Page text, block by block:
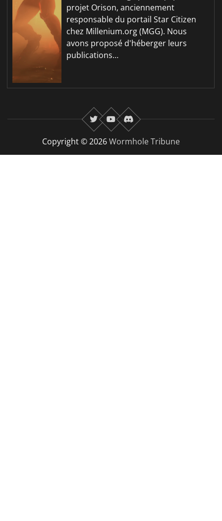
projet Orison, anciennement
responsable du portail Star Citizen
chez Millenium.org (MGG). Nous
avons proposé d'héberger leurs
publications…
twitteryoutubeDiscord
Copyright © 2026Wormhole Tribune